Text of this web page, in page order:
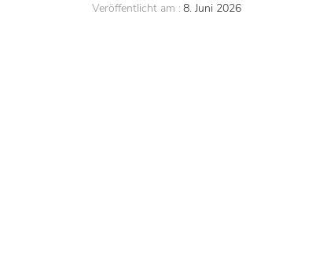
Veröffentlicht am : 8. Juni 2026